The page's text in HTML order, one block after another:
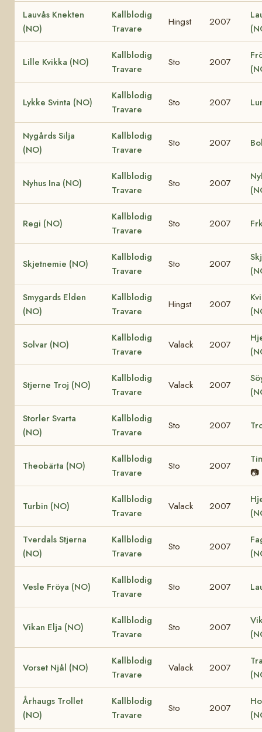
Lauvås Knekten
(NO)
Kallblodig
Travare
Hingst 2007
Lille Kvikka (NO)
Kallblodig
Travare
Sto 2007
Lykke Svinta (NO)
Kallblodig
Travare
Sto 2007
Nygårds Silja
(NO)
Kallblodig
Travare
Sto 2007
Nyhus Ina (NO)
Kallblodig
Travare
Sto 2007
Regi (NO)
Kallblodig
Travare
Sto 2007
Skjetnemie (NO)
Kallblodig
Travare
Sto 2007
Smygards Elden
(NO)
Kallblodig
Travare
Hingst 2007
Solvar (NO)
Kallblodig
Travare
Valack 2007
Stjerne Troj (NO)
Kallblodig
Travare
Valack 2007
Storler Svarta
(NO)
Kallblodig
Travare
Sto 2007
Theobärta (NO)
Kallblodig
Travare
Sto 2007
📷
Turbin (NO)
Kallblodig
Travare
Valack 2007
Tverdals Stjerna
(NO)
Kallblodig
Travare
Sto 2007
Vesle Fröya (NO)
Kallblodig
Travare
Sto 2007
Vikan Elja (NO)
Kallblodig
Travare
Sto 2007
Vorset Njål (NO)
Kallblodig
Travare
Valack 2007
Århaugs Trollet
(NO)
Kallblodig
Travare
Sto 2007